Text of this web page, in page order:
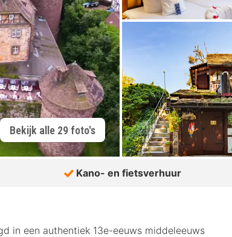
Bekijk alle 29 foto's
Kano- en fietsverhuur
in een authentiek 13e-eeuws middeleeuws